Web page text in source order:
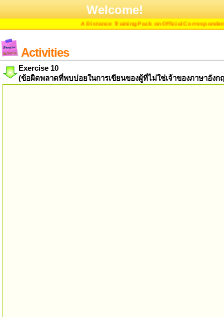
Welcome!
A Distance Training Pack on Official
Activities
Exercise 10
(ข้อผิดพลาดที่พบบ่อยในการเขียนของผู้ที่ไม่ใช่เจ้าของภาษาอังก